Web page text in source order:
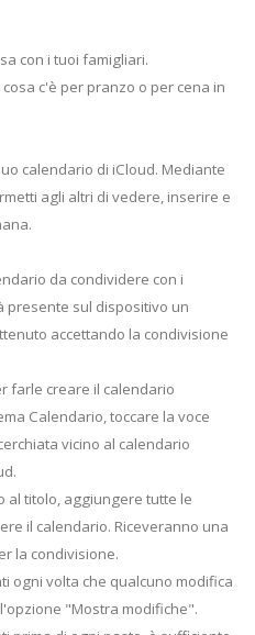
con i tuoi famigliari.
c'è per pranzo o per cena in
calendario di iCloud. Mediante
agli altri di vedere, inserire e
da condividere con i
presente sul dispositivo un
accettando la condivisione
farle creare il calendario
Calendario, toccare la voce
vicino al calendario
al titolo, aggiungere tutte le
il calendario. Riceveranno una
la condivisione.
ogni volta che qualcuno modifica
"Mostra modifiche".